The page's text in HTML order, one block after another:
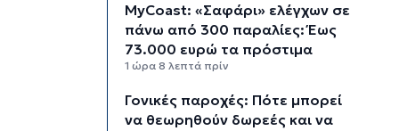
MyCoast: «Σαφάρι» ελέγχων σε
πάνω από 300 παραλίες: Έως
73.000 ευρώ τα πρόστιμα
1 ώρα 8 λεπτά πρίν
Γονικές παροχές: Πότε μπορεί
να θεωρηθούν δωρεές και να